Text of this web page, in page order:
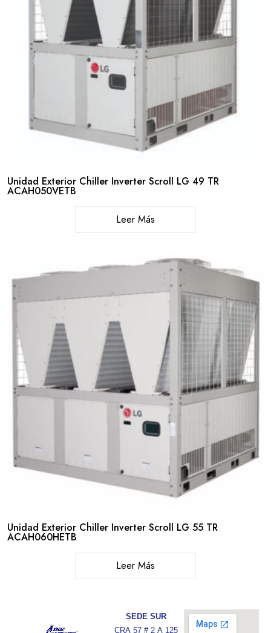
Unidad Exterior Chiller Inverter Scroll LG 49 TR
ACAH050VETB
Leer Más
Unidad Exterior Chiller Inverter Scroll LG 55 TR
ACAH060HETB
Leer Más
SEDE SUR
CRA 57 # 2 A 125